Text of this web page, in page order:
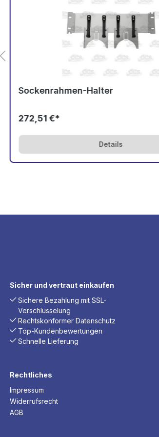
Sockenrahmen-Halter
272,51 €*
Details
Sicher und vertraut einkaufen
Sichere Bezahlung mit SSL-
Verschlüsselung
Rechtskonformer Datenschutz
Top-Kundenbewertungen
Schnelle Lieferung
Rechtliches
Impressum
Widerrufsrecht
AGB